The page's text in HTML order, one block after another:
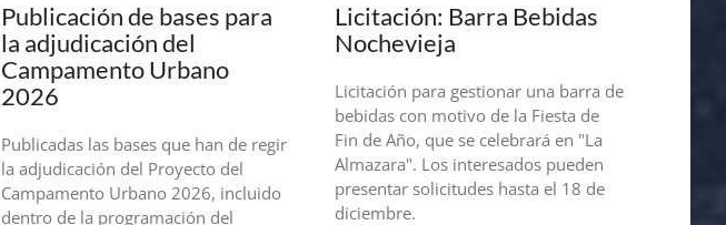
Publicación de bases para
la adjudicación del
Campamento Urbano
2026
Publicadas las bases que han de regir
la adjudicación del Proyecto del
Campamento Urbano 2026, incluido
dentro de la programación del
Licitación: Barra Bebidas
Nochevieja
Licitación para gestionar una barra de
bebidas con motivo de la Fiesta de
Fin de Año, que se celebrará en "La
Almazara". Los interesados pueden
presentar solicitudes hasta el 18 de
diciembre.